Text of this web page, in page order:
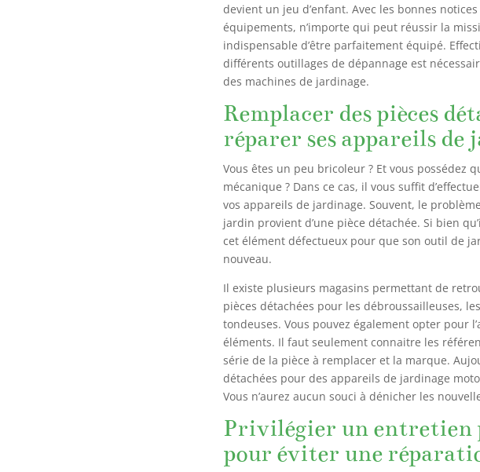
devient un jeu d’enfant. Avec les bonnes
équipements, n’importe qui peut réussir la
indispensable d’être parfaitement équipé.
différents outillages de dépannage est
des machines de jardinage.
Remplacer des pièces
réparer ses appareils de
Vous êtes un peu bricoleur ? Et vous possédez
mécanique ? Dans ce cas, il vous suffit
vos appareils de jardinage. Souvent, le
jardin provient d’une pièce détachée. Si bien
cet élément défectueux pour que son outil de
nouveau.
Il existe plusieurs magasins permettant de
pièces détachées pour les débroussailleuses,
tondeuses. Vous pouvez également opter pour
éléments. Il faut seulement connaitre les
série de la pièce à remplacer et la marque.
détachées pour des appareils de jardinage
Vous n’aurez aucun souci à dénicher les
Privilégier un
pour éviter une